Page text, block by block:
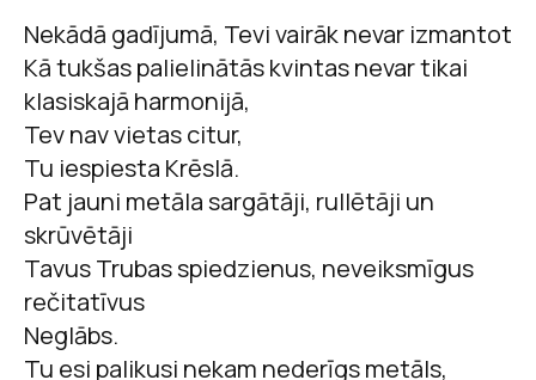
Nekādā gadījumā, Tevi vairāk nevar izmantot
Kā tukšas palielinātās kvintas nevar tikai
klasiskajā harmonijā,
Tev nav vietas citur,
Tu iespiesta Krēslā.
Pat jauni metāla sargātāji, rullētāji un
skrūvētāji
Tavus Trubas spiedzienus, neveiksmīgus
rečitatīvus
Neglābs.
Tu esi palikusi nekam nederīgs metāls,